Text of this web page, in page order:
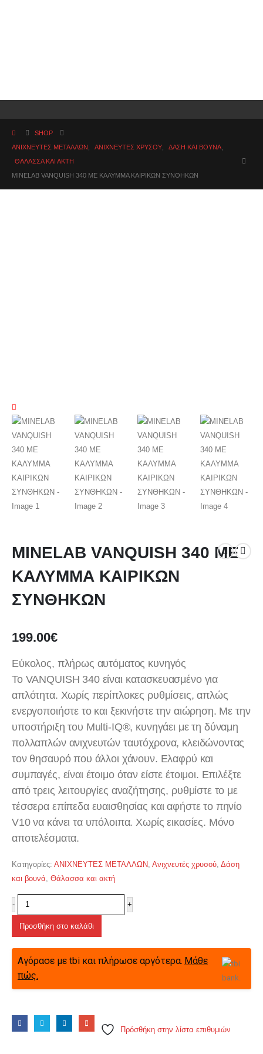
SHOP
ΑΝΙΧΝΕΥΤΕΣ ΜΕΤΑΛΛΩΝ
ΑΝΙΧΝΕΥΤΈΣ ΧΡΥΣΟΎ ΔΆΣΗ ΚΑΙ ΒΟΥΝΆ
ΘΆΛΑΣΣΑ ΚΑΙ ΑΚΤΉ
MINELAB VANQUISH 340 ΜΕ ΚΑΛΥΜΜΑ ΚΑΙΡΙΚΩΝ ΣΥΝΘΗΚΩΝ
MINELAB VANQUISH 340 ΜΕ
ΚΑΛΥΜΜΑ ΚΑΙΡΙΚΩΝ
ΣΥΝΘΗΚΩΝ
199.00€
Εύκολος, πλήρως αυτόματος κυνηγός
Το VANQUISH 340 είναι κατασκευασμένο για
απλότητα. Χωρίς περίπλοκες ρυθμίσεις, απλώς
ενεργοποιήστε το και ξεκινήστε την αιώρηση. Με την
υποστήριξη του Multi-IQ®, κυνηγάει με τη δύναμη
πολλαπλών ανιχνευτών ταυτόχρονα, κλειδώνοντας
τον θησαυρό που άλλοι χάνουν. Ελαφρύ και
συμπαγές, είναι έτοιμο όταν είστε έτοιμοι. Επιλέξτε
από τρεις λειτουργίες αναζήτησης, ρυθμίστε το με
τέσσερα επίπεδα ευαισθησίας και αφήστε το πηνίο
V10 να κάνει τα υπόλοιπα. Χωρίς εικασίες. Μόνο
αποτελέσματα.
Κατηγορίες: ΑΝΙΧΝΕΥΤΕΣ ΜΕΤΑΛΛΩΝ Ανιχνευτές χρυσού Δάση
και βουνά Θάλασσα και ακτή
- +
Προσθήκη στο καλάθι
Αγόρασε με tbi και πλήρωσε αργότερα. Μάθε
πώς.
Πρόσθήκη στην λίστα επιθυμιών